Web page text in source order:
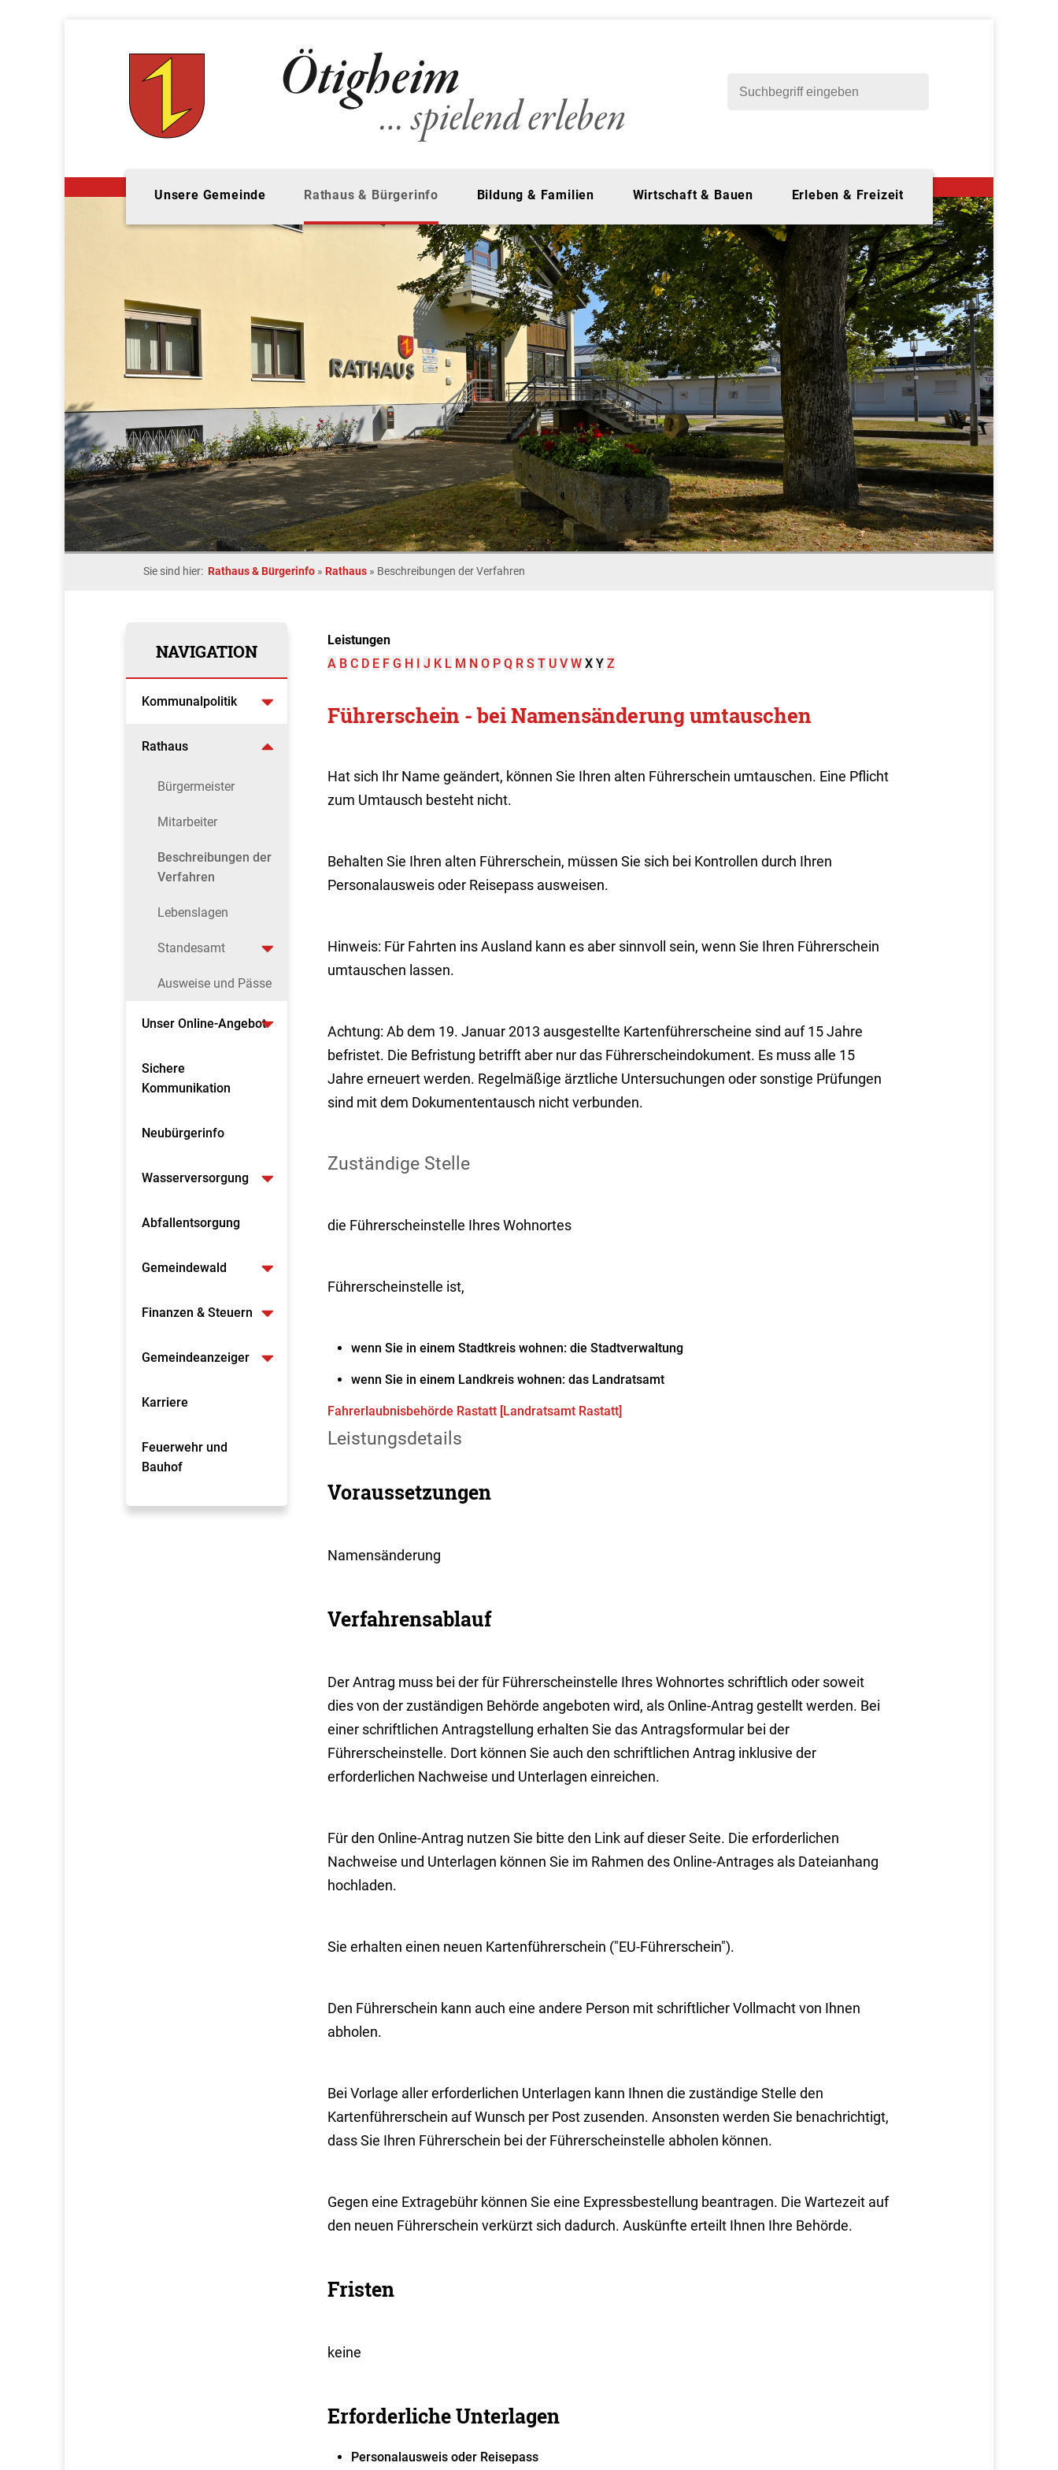
Unsere Gemeinde Rathaus & Bürgerinfo Bildung & Familien Wirtschaft & Bauen Erleben & Freizeit
Sie sind hier: Rathaus & Bürgerinfo » Rathaus » Beschreibungen der Verfahren
NAVIGATION
Kommunalpolitik
Rathaus
Bürgermeister
Mitarbeiter
Beschreibungen der
Verfahren
Lebenslagen
Standesamt
Ausweise und Pässe
Unser Online-Angebot
Sichere
Kommunikation
Neubürgerinfo
Wasserversorgung
Abfallentsorgung
Gemeindewald
Finanzen & Steuern
Gemeindeanzeiger
Karriere
Feuerwehr und
Bauhof
Leistungen
A B C D E F G H I J K L M N O P Q R S T U V W X Y Z
Führerschein - bei Namensänderung umtauschen
Hat sich Ihr Name geändert, können Sie Ihren alten Führerschein umtauschen. Eine Pflicht
zum Umtausch besteht nicht.
Behalten Sie Ihren alten Führerschein, müssen Sie sich bei Kontrollen durch Ihren
Personalausweis oder Reisepass ausweisen.
Hinweis: Für Fahrten ins Ausland kann es aber sinnvoll sein, wenn Sie Ihren Führerschein
umtauschen lassen.
Achtung: Ab dem 19. Januar 2013 ausgestellte Kartenführerscheine sind auf 15 Jahre
befristet. Die Befristung betrifft aber nur das Führerscheindokument. Es muss alle 15
Jahre erneuert werden. Regelmäßige ärztliche Untersuchungen oder sonstige Prüfungen
sind mit dem Dokumententausch nicht verbunden.
Zuständige Stelle
die Führerscheinstelle Ihres Wohnortes
Führerscheinstelle ist,
wenn Sie in einem Stadtkreis wohnen: die Stadtverwaltung
wenn Sie in einem Landkreis wohnen: das Landratsamt
Fahrerlaubnisbehörde Rastatt [Landratsamt Rastatt]
Leistungsdetails
Voraussetzungen
Namensänderung
Verfahrensablauf
Der Antrag muss bei der für Führerscheinstelle Ihres Wohnortes schriftlich oder soweit
dies von der zuständigen Behörde angeboten wird, als Online-Antrag gestellt werden. Bei
einer schriftlichen Antragstellung erhalten Sie das Antragsformular bei der
Führerscheinstelle. Dort können Sie auch den schriftlichen Antrag inklusive der
erforderlichen Nachweise und Unterlagen einreichen.
Für den Online-Antrag nutzen Sie bitte den Link auf dieser Seite. Die erforderlichen
Nachweise und Unterlagen können Sie im Rahmen des Online-Antrages als Dateianhang
hochladen.
Sie erhalten einen neuen Kartenführerschein ("EU-Führerschein").
Den Führerschein kann auch eine andere Person mit schriftlicher Vollmacht von Ihnen
abholen.
Bei Vorlage aller erforderlichen Unterlagen kann Ihnen die zuständige Stelle den
Kartenführerschein auf Wunsch per Post zusenden. Ansonsten werden Sie benachrichtigt,
dass Sie Ihren Führerschein bei der Führerscheinstelle abholen können.
Gegen eine Extragebühr können Sie eine Expressbestellung beantragen. Die Wartezeit auf
den neuen Führerschein verkürzt sich dadurch. Auskünfte erteilt Ihnen Ihre Behörde.
Fristen
keine
Erforderliche Unterlagen
Personalausweis oder Reisepass